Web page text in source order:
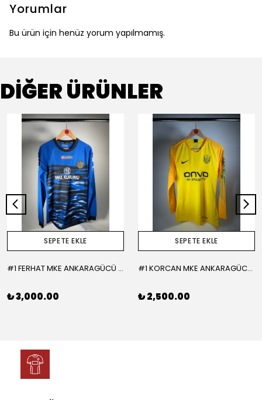
Yorumlar
Bu ürün için henüz yorum yapılmamış.
DİĞER ÜRÜNLER
SEPETE EKLE
#1 FERHAT MKE ANKARAGÜCÜ 2015-2016 KALECİ - LARGE
₺ 3,000.00
SEPETE EKLE
#1 KORCAN MKE ANKARAGÜCÜ 2019-2020 KALECİ - MEDIUM
₺ 2,500.00